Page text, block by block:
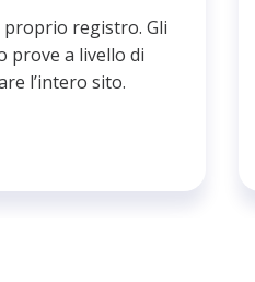
proprio registro. Gli
prove a livello di
l’intero sito.